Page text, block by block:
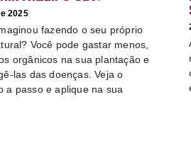
2025
fazendo o seu próprio
Você pode gastar menos,
orgânicos na sua plantação e
las das doenças. Veja o
a passo e aplique na sua